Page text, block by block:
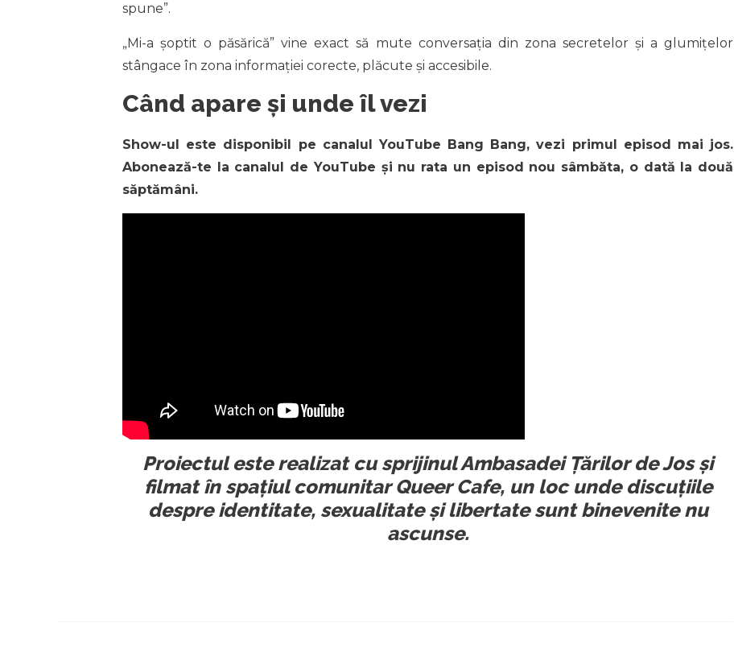
spune”.
„Mi-a șoptit o păsărică” vine exact să mute conversația din zona secretelor și a glumițelor
stângace în zona informației corecte, plăcute și accesibile.
Când apare și unde îl vezi
Show-ul este disponibil pe canalul YouTube Bang Bang, vezi primul episod mai jos.
Abonează-te la canalul de YouTube și nu rata un episod nou sâmbăta, o dată la două
săptămâni.
Proiectul este realizat cu sprijinul Ambasadei Țărilor de Jos și
filmat în spațiul comunitar Queer Cafe, un loc unde discuțiile
despre identitate, sexualitate și libertate sunt binevenite nu
ascunse.